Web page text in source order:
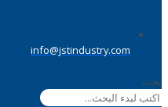
info@jstindustry.com
بحث